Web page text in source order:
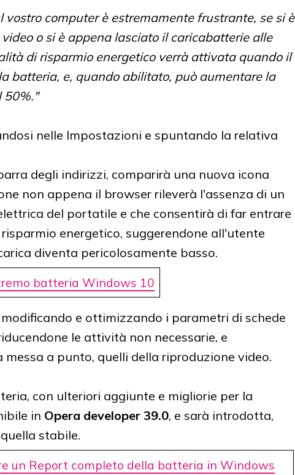
vostro computer è estremamente frustrante, se si è
o si è appena lasciato il caricabatterie alle
di risparmio energetico verrà attivata quando il
batteria, e, quando abilitato, può aumentare la
50%."
nelle Impostazioni e spuntando la relativa
degli indirizzi, comparirà una nuova icona
non appena il browser rileverà l'assenza di un
del portatile e che consentirà di far entrare
energetico, suggerendone all'utente
diventa pericolosamente basso.
batteria Windows 10
e ottimizzando i parametri di schede
le attività non necessarie, e
messa a punto, quelli della riproduzione video.
con ulteriori aggiunte e migliorie per la
in Opera developer 39.0, e sarà introdotta,
stabile.
un Report completo della batteria in Windows